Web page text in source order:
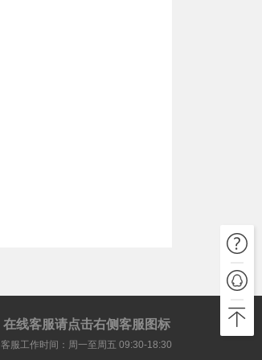
在线客服请点击右侧客服图标
客服工作时间：周一至周五 09:30-18:30